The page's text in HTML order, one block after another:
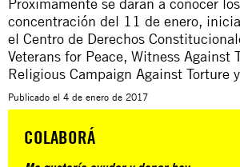
concentración del 11 de enero,
el Centro de Derechos
Veterans for Peace, Witness Against
Religious Campaign Against Torture
Publicado el 4 de enero de 2017
COLABORÁ